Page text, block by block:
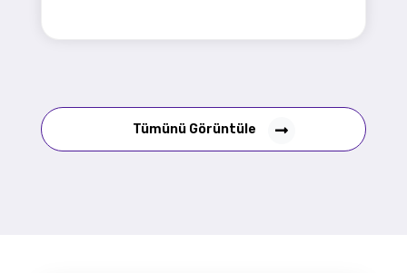
Tümünü Görüntüle